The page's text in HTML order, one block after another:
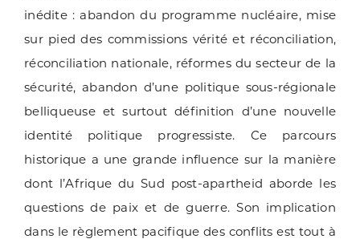
inédite : abandon du programme nucléaire, mise
sur pied des commissions vérité et réconciliation,
réconciliation nationale, réformes du secteur de la
sécurité, abandon d’une politique sous-régionale
belliqueuse et surtout définition d’une nouvelle
identité politique progressiste. Ce parcours
historique a une grande influence sur la manière
dont l’Afrique du Sud post-apartheid aborde les
questions de paix et de guerre. Son implication
dans le règlement pacifique des conflits est tout à